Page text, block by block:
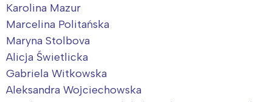
Karolina Mazur
Marcelina Politańska
Maryna Stolbova
Alicja Świetlicka
Gabriela Witkowska
Aleksandra Wojciechowska